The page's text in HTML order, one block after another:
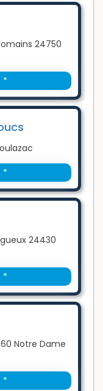
24750
*
*
24430
*
Notre Dame
*